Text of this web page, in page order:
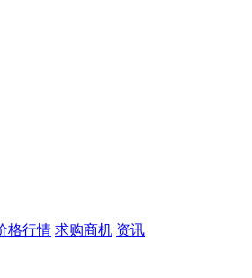
格行情 求购商机 资讯